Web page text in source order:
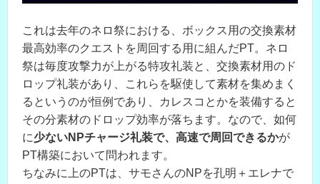
これは去年のネロ祭における、ボックス用の交換素材
最高効率のクエストを周回する用に組んだPT。ネロ
祭は毎度攻撃力が上がる特攻礼装と、交換素材用のド
ロップ礼装があり、これらを駆使して素材を集めまく
るというのが恒例であり、カレスコとかを装備すると
その分素材のドロップ効率が落ちます。なので、如何
に少ないNPチャージ礼装で、高速で周回できるかが
PT構築において問われます。
ちなみに上のPTは、サモさんのNPを孔明＋エレナで